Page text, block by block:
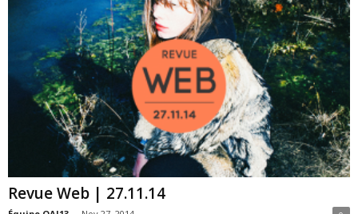
Revue Web | 27.11.14